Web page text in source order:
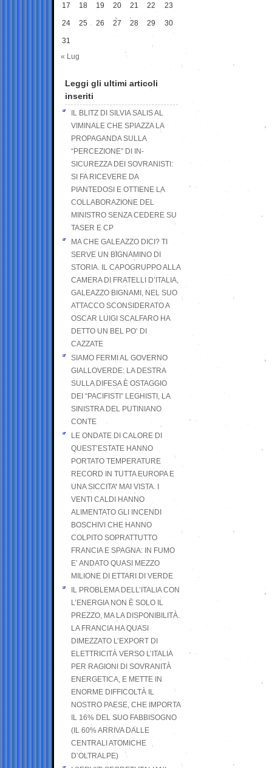
17 18 19 20 21 22 23
24 25 26 27 28 29 30
31
« Lug
Leggi gli ultimi articoli
inseriti
IL BLITZ DI SILVIA SALIS AL
VIMINALE CHE SPIAZZA LA
PROPAGANDA SULLA
“PERCEZIONE” DI IN-
SICUREZZA DEI SOVRANISTI:
SI FA RICEVERE DA
PIANTEDOSI E OTTIENE LA
COLLABORAZIONE DEL
MINISTRO SENZA CEDERE SU
TASER E CP
MA CHE GALEAZZO DICI? TI
SERVE UN BIGNAMINO DI
STORIA. IL CAPOGRUPPO ALLA
CAMERA DI FRATELLI D’ITALIA,
GALEAZZO BIGNAMI, NEL SUO
ATTACCO SCONSIDERATO A
OSCAR LUIGI SCALFARO HA
DETTO UN BEL PO’ DI
CAZZATE
SIAMO FERMI AL GOVERNO
GIALLOVERDE: LA DESTRA
SULLA DIFESA È OSTAGGIO
DEI “PACIFISTI” LEGHISTI, LA
SINISTRA DEL PUTINIANO
CONTE
LE ONDATE DI CALORE DI
QUEST’ESTATE HANNO
PORTATO TEMPERATURE
RECORD IN TUTTA EUROPA E
UNA SICCITA’ MAI VISTA. I
VENTI CALDI HANNO
ALIMENTATO GLI INCENDI
BOSCHIVI CHE HANNO
COLPITO SOPRATTUTTO
FRANCIA E SPAGNA: IN FUMO
E’ ANDATO QUASI MEZZO
MILIONE DI ETTARI DI VERDE
IL PROBLEMA DELL’ITALIA CON
L’ENERGIA NON È SOLO IL
PREZZO, MA LA DISPONIBILITÀ.
LA FRANCIA HA QUASI
DIMEZZATO L’EXPORT DI
ELETTRICITÀ VERSO L’ITALIA
PER RAGIONI DI SOVRANITÀ
ENERGETICA, E METTE IN
ENORME DIFFICOLTÀ IL
NOSTRO PAESE, CHE IMPORTA
IL 16% DEL SUO FABBISOGNO
(IL 60% ARRIVA DALLE
CENTRALI ATOMICHE
D’OLTRALPE)